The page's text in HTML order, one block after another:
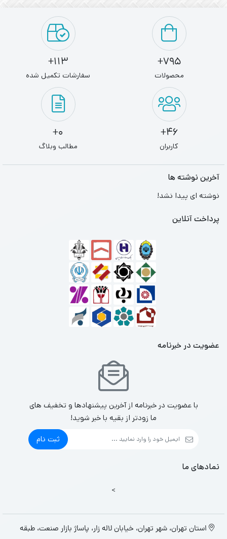
795+
محصولات
113+
سفارشات تکمیل شده
46+
کاربران
0+
مطالب وبلاگ
آخرین نوشته ها
نوشته ای پیدا نشد!
پرداخت آنلاین
عضویت در خبرنامه
با عضویت در خبرنامه از آخرین پیشنهادها و تخفیف های
ما زودتر از بقیه با خبر شوید!
ثبت نام
نمادهای ما
>
استان تهران، شهر تهران، خیابان لاله زار، پاساژ بازار صنعت، طبقه